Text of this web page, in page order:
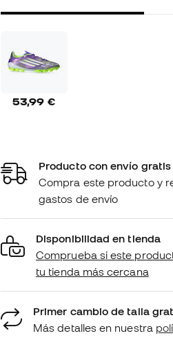
53,99 €
Producto con envío gratis
Compra este producto y
gastos de envío
Disponibilidad en tienda
Comprueba si este
tu tienda más cercana
Primer cambio de talla
Más detalles en nuestra